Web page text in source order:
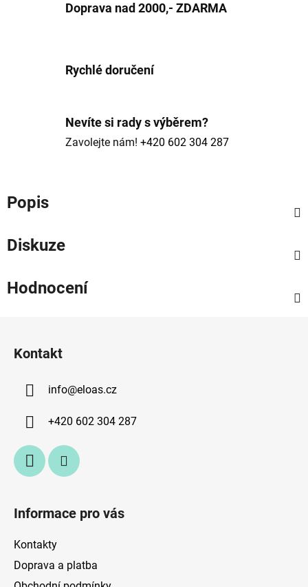
Doprava nad 2000,- ZDARMA
Rychlé doručení
Nevíte si rady s výběrem?
Zavolejte nám! +420 602 304 287
Popis
Diskuze
Hodnocení
Kontakt
info@eloas.cz
+420 602 304 287
Informace pro vás
Kontakty
Doprava a platba